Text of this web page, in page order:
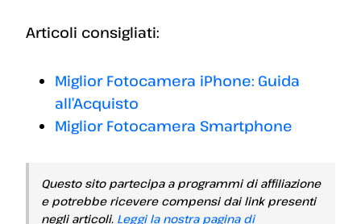
Articoli consigliati:
Miglior Fotocamera iPhone: Guida
all’Acquisto
Miglior Fotocamera Smartphone
Questo sito partecipa a programmi di affiliazione
e potrebbe ricevere compensi dai link presenti
negli articoli. Leggi la nostra pagina di